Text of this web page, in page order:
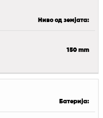
Ниво од земјата:
150 mm
Батерија: